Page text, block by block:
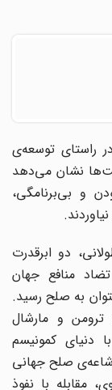
راستای توسعه‌ی
نشان می‌دهد
و بی‌برنامگی،
دو ابرقدرت
منافع جهان
به صلح رسید.
و مارشال
کمونیسم
صلح جهانی
با نفوذ